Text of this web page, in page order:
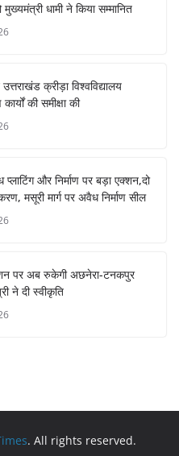
धामी ने किया सम्मानित
क्रीड़ा विश्वविद्यालय
की समीक्षा की
और निर्माण पर बड़ा एक्शन,दो
मसूरी मार्ग पर अवैध निर्माण सील
पर अब रुकेगी अछनेरा-टनकपुर
ने दी स्वीकृति
. All rights reserved.